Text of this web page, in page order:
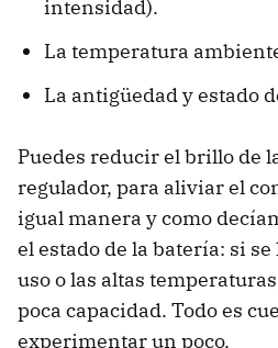
intensidad).
La temperatura
La antigüedad y estado
Puedes reducir el brillo de
regulador, para aliviar el
igual manera y como
el estado de la batería: si
uso o las altas
poca capacidad. Todo es
experimentar un poco.